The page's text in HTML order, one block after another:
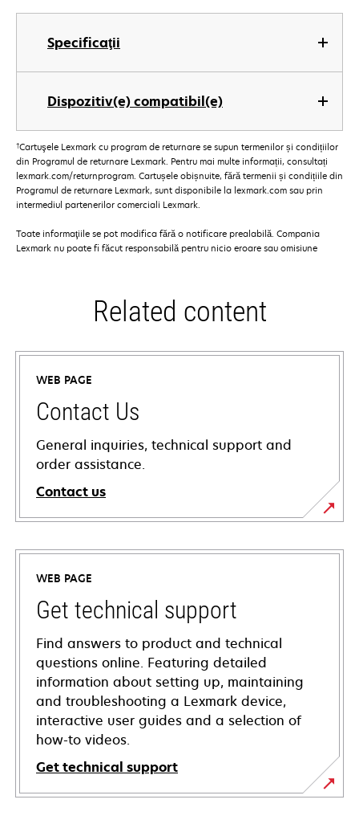
Specificaţii
Dispozitiv(e) compatibil(e)
†Cartuşele Lexmark cu program de returnare se supun termenilor și condițiilor
din Programul de returnare Lexmark. Pentru mai multe informații, consultați
lexmark.com/returnprogram. Cartușele obișnuite, fără termenii și condițiile din
Programul de returnare Lexmark, sunt disponibile la lexmark.com sau prin
intermediul partenerilor comerciali Lexmark.
Toate informaţiile se pot modifica fără o notificare prealabilă. Compania
Lexmark nu poate fi făcut responsabilă pentru nicio eroare sau omisiune
Related content
WEB PAGE
Contact Us
General inquiries, technical support and
order assistance.
Contact us
WEB PAGE
Get technical support
Find answers to product and technical
questions online. Featuring detailed
information about setting up, maintaining
and troubleshooting a Lexmark device,
interactive user guides and a selection of
how-to videos.
Get technical support
opens